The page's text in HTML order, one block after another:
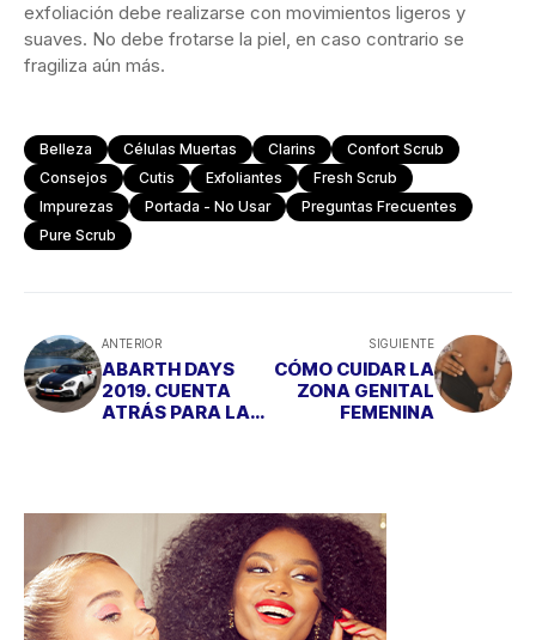
exfoliación debe realizarse con movimientos ligeros y
suaves. No debe frotarse la piel, en caso contrario se
fragiliza aún más.
Belleza Células Muertas Clarins
Confort Scrub
Consejos
Cutis Exfoliantes
Fresh Scrub
Impurezas
Portada - No Usar
Preguntas Frecuentes
Pure Scrub
ANTERIOR
ABARTH DAYS
2019. CUENTA
ATRÁS PARA LA
SIGUIENTE
CÓMO CUIDAR LA
ZONA GENITAL
FEMENINA